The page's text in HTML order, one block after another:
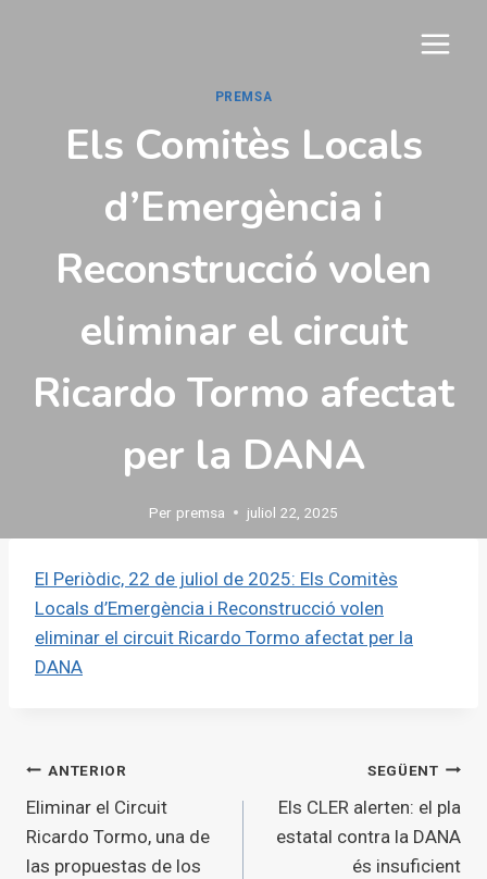
PREMSA
Els Comitès Locals
d’Emergència i
Reconstrucció volen
eliminar el circuit
Ricardo Tormo afectat
per la DANA
Per premsa juliol 22, 2025
El Periòdic, 22 de juliol de 2025: Els Comitès
Locals d’Emergència i Reconstrucció volen
eliminar el circuit Ricardo Tormo afectat per la
DANA
Navegació
d'entrades
ANTERIOR
Eliminar el Circuit
Ricardo Tormo, una de
las propuestas de los
SEGÜENT
Els CLER alerten: el pla
estatal contra la DANA
és insuficient